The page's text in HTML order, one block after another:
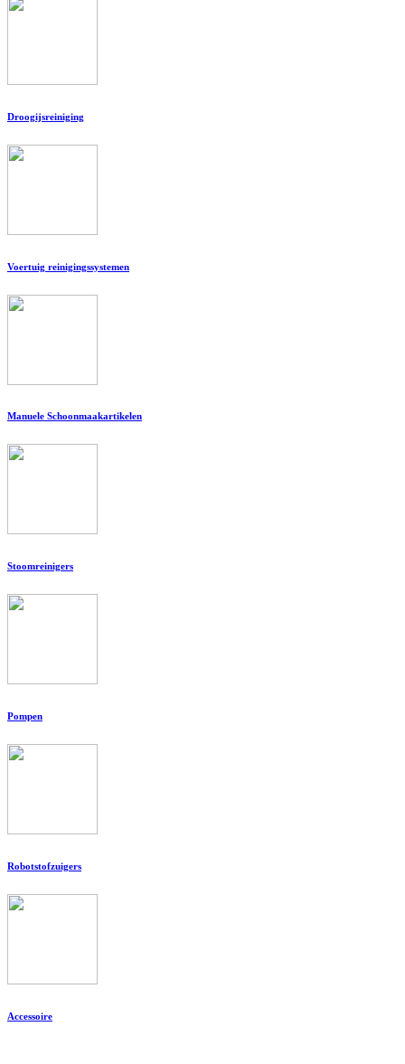
Droogijsreiniging
Voertuig reinigingssystemen
Manuele Schoonmaakartikelen
Stoomreinigers
Pompen
Robotstofzuigers
Accessoire